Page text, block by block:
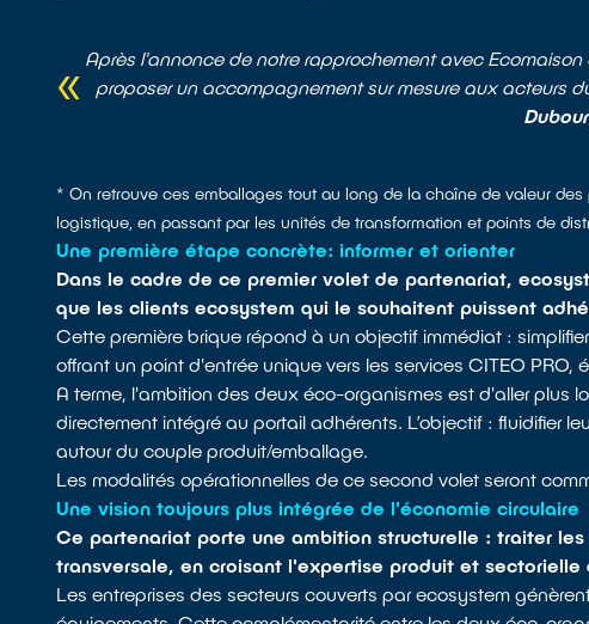
Après l'annonce de notre rapprochement avec
proposer un accompagnement sur mesure aux acteurs
* On retrouve ces emballages tout au long de la chaîne de valeur
logistique, en passant par les unités de transformation et points de
Une première étape concrète: informer et orienter
Dans le cadre de ce premier volet de partenariat,
que les clients ecosystem qui le souhaitent puissent
Cette première brique répond à un objectif immédiat :
offrant un point d'entrée unique vers les services CITEO PRO,
A terme, l'ambition des deux éco-organismes est d'aller plus
directement intégré au portail adhérents. L’objectif : fluidifier
autour du couple produit/emballage.
Les modalités opérationnelles de ce second volet seront
Une vision toujours plus intégrée de l'économie circulaire
Ce partenariat porte une ambition structurelle : traiter
transversale, en croisant l'expertise produit et
Les entreprises des secteurs couverts par ecosystem